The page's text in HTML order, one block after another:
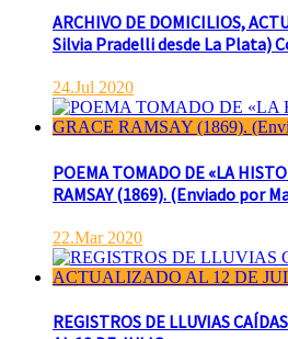
ARCHIVO DE DOMICILIOS,
Silvia Pradelli desde La Plata)
24.Jul 2020
POEMA TOMADO DE «LA
RAMSAY (1869). (Enviado por
22.Mar 2020
REGISTROS DE LLUVIAS